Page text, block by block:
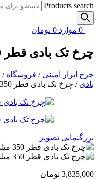
Products search
0 موارد 0 تومان
چرخ تک بادی قطر 350 میلی متر
چرخ ابزار امینی / فروشگاه /
بادی / چرخ تک بادی قطر 350 میلی متر
بزرگنمایی تصویر
3,835,000 تومان